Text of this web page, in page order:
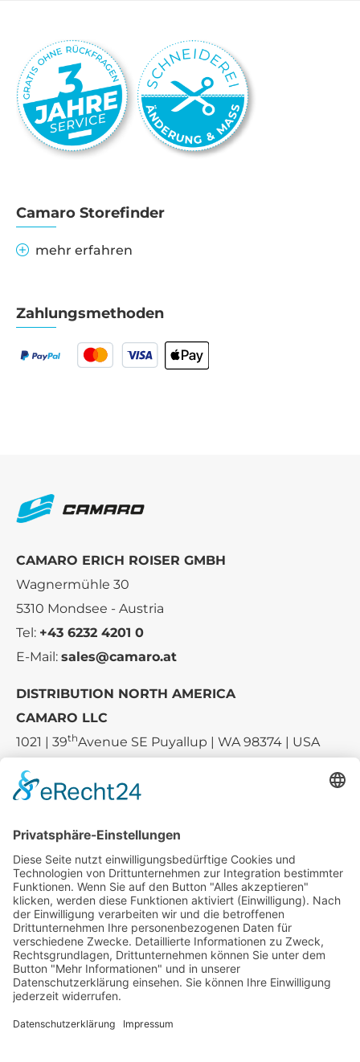
Camaro Storefinder
mehr erfahren
Zahlungsmethoden
CAMARO ERICH ROISER GMBH
Wagnermühle 30
5310 Mondsee - Austria
Tel: +43 6232 4201 0
E-Mail: sales@camaro.at
DISTRIBUTION NORTH AMERICA
CAMARO LLC
1021 | 39thAvenue SE Puyallup | WA 98374 | USA
Tel.:+1 253-867-57 35
Unternehmen
Service
Media
© 2026 - Camaro Erich Roiser GmbH
AGB Impressum